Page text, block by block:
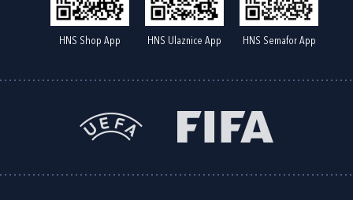
HNS Shop App HNS Ulaznice App HNS Semafor App